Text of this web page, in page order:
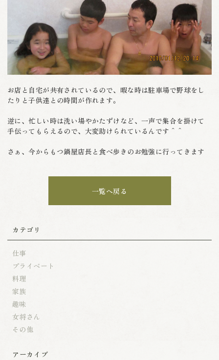
お店と自宅が共有されているので、暇な時は駐車場で野球をし
たりと子供達との時間が作れます。
逆に、忙しい時は洗い場やかたずけなど、一声で集合を掛けて
手伝ってもらえるので、大変助けられているんです＾＾
さぁ、今からもつ鍋屋店長と食べ歩きのお勉強に行ってきます
一覧へ戻る
カテゴリ
仕事
プライベート
料理
家族
趣味
女将さん
その他
アーカイブ